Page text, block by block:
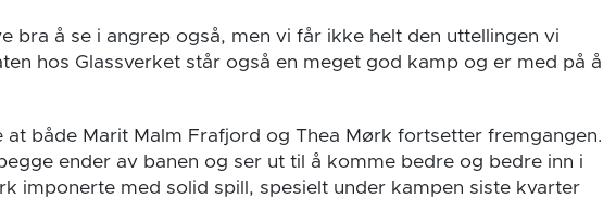
bra å se i angrep også, men vi får ikke helt den uttellingen vi
hos Glassverket står også en meget god kamp og er med på å
at både Marit Malm Frafjord og Thea Mørk fortsetter fremgangen.
ender av banen og ser ut til å komme bedre og bedre inn i
imponerte med solid spill, spesielt under kampen siste kvarter